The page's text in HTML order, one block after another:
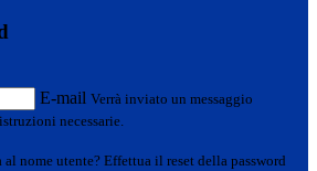
E-mail Verrà inviato un messaggio
necessarie.
nome utente? Effettua il reset della password